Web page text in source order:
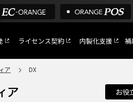
EC
ライセンス契約 内製化支援 補
ア DX
お役